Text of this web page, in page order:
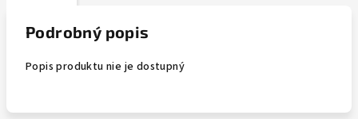
Podrobný popis
Popis produktu nie je dostupný